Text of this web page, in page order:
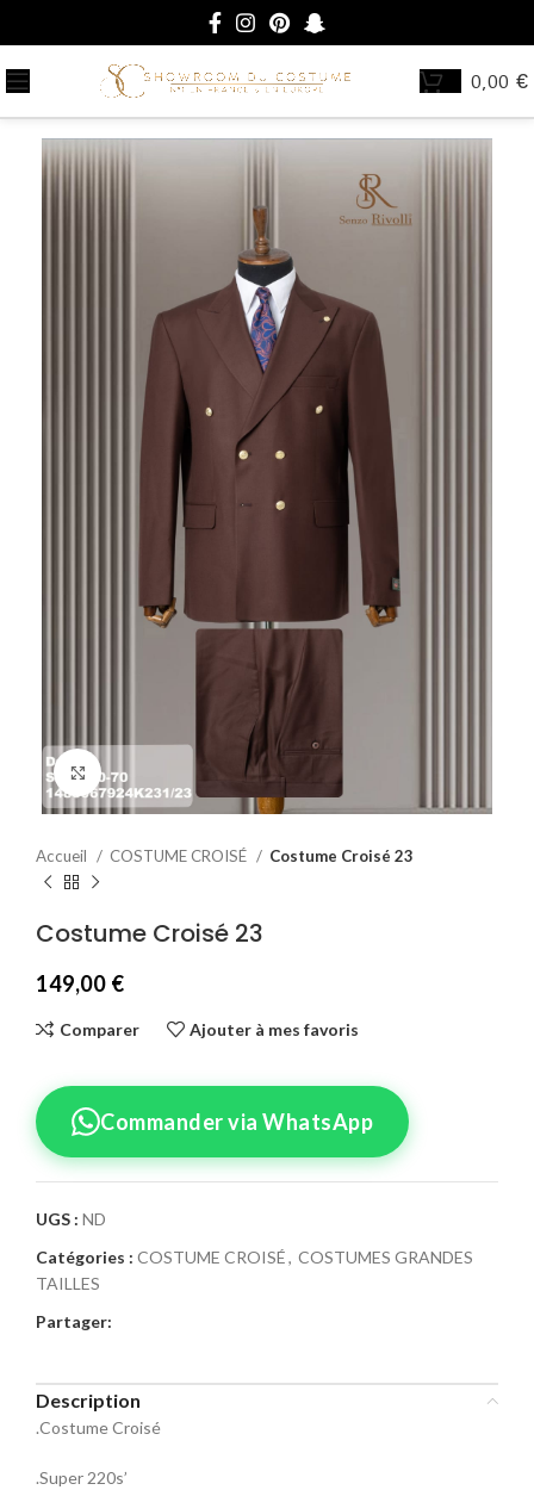
0,00 €
Agrandir
Accueil COSTUME CROISÉ Costume Croisé 23
Costume Croisé 23
149,00 €
Comparer Ajouter à mes favoris
Costume Croisé 23
Commander via WhatsApp
UGS : ND
Catégories : COSTUME CROISÉ, COSTUMES GRANDES
TAILLES
Partager:
Description
.Costume Croisé
.Super 220s’